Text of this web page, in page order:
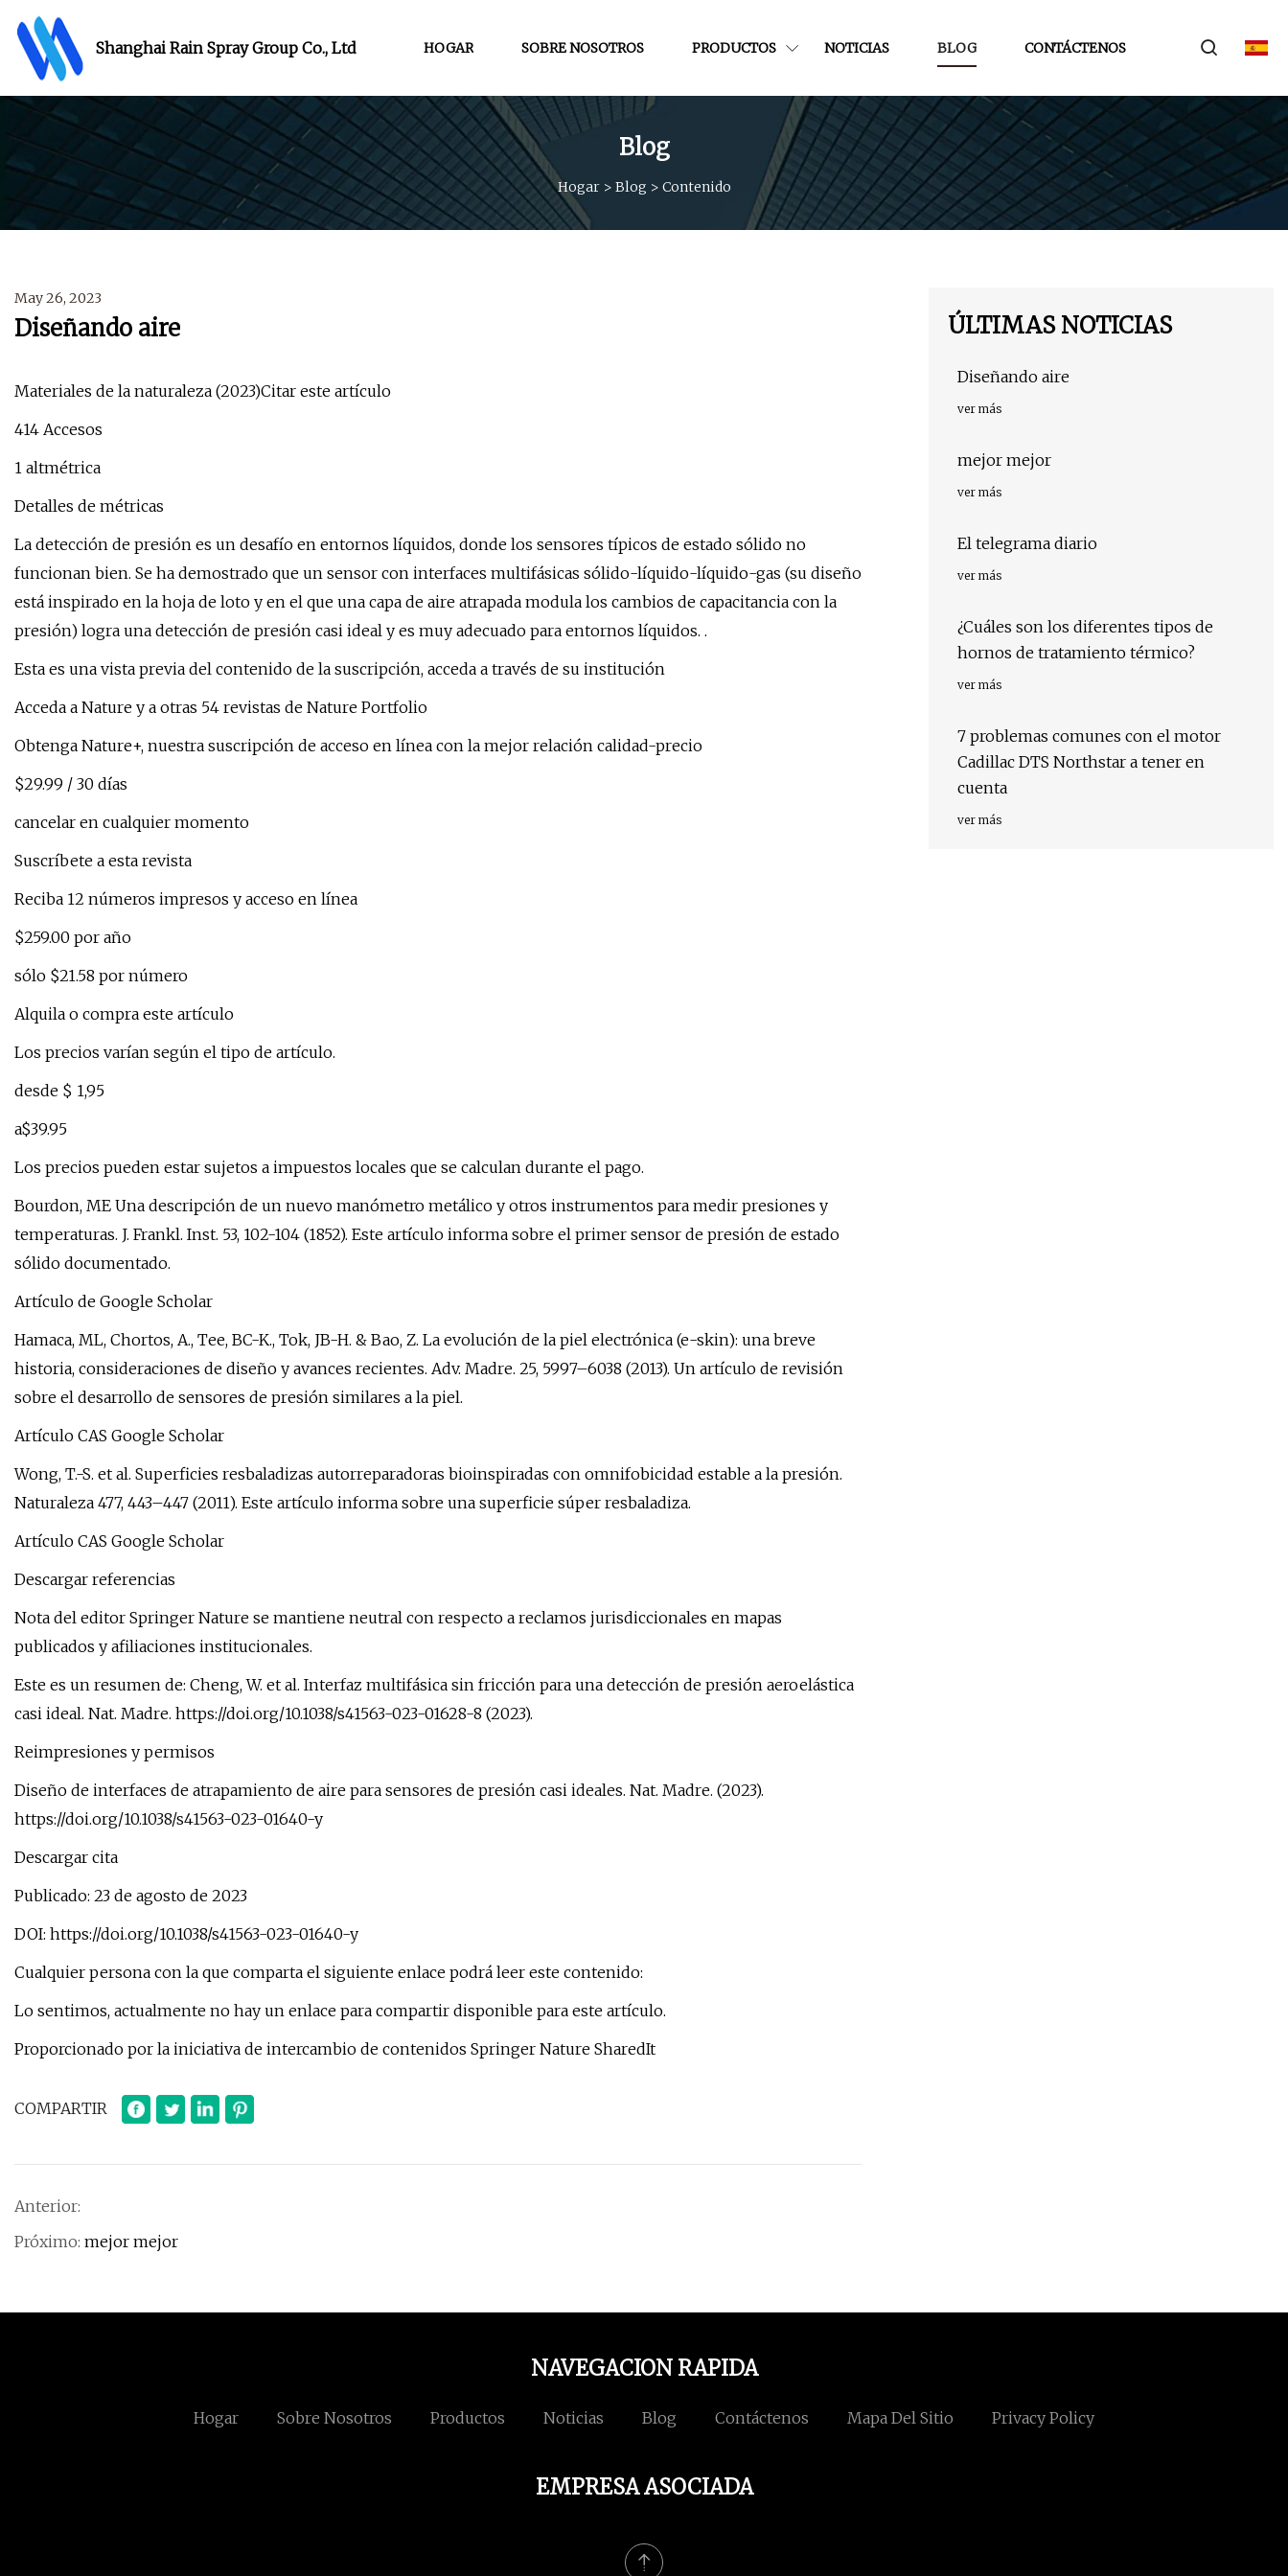
Shanghai Rain Spray Group Co., Ltd HOGAR SOBRE NOSOTROS PRODUCTOS NOTICIAS BLOG CONTÁCTENOS
Blog
Hogar> Blog > Contenido
May 26, 2023
Diseñando aire
Materiales de la naturaleza (2023)Citar este artículo
414 Accesos
1 altmétrica
Detalles de métricas
La detección de presión es un desafío en entornos líquidos, donde los sensores típicos de estado sólido no
funcionan bien. Se ha demostrado que un sensor con interfaces multifásicas sólido-líquido-líquido-gas (su diseño
está inspirado en la hoja de loto y en el que una capa de aire atrapada modula los cambios de capacitancia con la
presión) logra una detección de presión casi ideal y es muy adecuado para entornos líquidos. .
Esta es una vista previa del contenido de la suscripción, acceda a través de su institución
Acceda a Nature y a otras 54 revistas de Nature Portfolio
Obtenga Nature+, nuestra suscripción de acceso en línea con la mejor relación calidad-precio
$29.99 / 30 días
cancelar en cualquier momento
Suscríbete a esta revista
Reciba 12 números impresos y acceso en línea
$259.00 por año
sólo $21.58 por número
Alquila o compra este artículo
Los precios varían según el tipo de artículo.
desde $ 1,95
a$39.95
Los precios pueden estar sujetos a impuestos locales que se calculan durante el pago.
Bourdon, ME Una descripción de un nuevo manómetro metálico y otros instrumentos para medir presiones y
temperaturas. J. Frankl. Inst. 53, 102-104 (1852). Este artículo informa sobre el primer sensor de presión de estado
sólido documentado.
Artículo de Google Scholar
Hamaca, ML, Chortos, A., Tee, BC-K., Tok, JB-H. & Bao, Z. La evolución de la piel electrónica (e-skin): una breve
historia, consideraciones de diseño y avances recientes. Adv. Madre. 25, 5997–6038 (2013). Un artículo de revisión
sobre el desarrollo de sensores de presión similares a la piel.
Artículo CAS Google Scholar
Wong, T.-S. et al. Superficies resbaladizas autorreparadoras bioinspiradas con omnifobicidad estable a la presión.
Naturaleza 477, 443–447 (2011). Este artículo informa sobre una superficie súper resbaladiza.
Artículo CAS Google Scholar
Descargar referencias
Nota del editor Springer Nature se mantiene neutral con respecto a reclamos jurisdiccionales en mapas
publicados y afiliaciones institucionales.
Este es un resumen de: Cheng, W. et al. Interfaz multifásica sin fricción para una detección de presión aeroelástica
casi ideal. Nat. Madre. https://doi.org/10.1038/s41563-023-01628-8 (2023).
Reimpresiones y permisos
Diseño de interfaces de atrapamiento de aire para sensores de presión casi ideales. Nat. Madre. (2023).
https://doi.org/10.1038/s41563-023-01640-y
Descargar cita
Publicado: 23 de agosto de 2023
DOI: https://doi.org/10.1038/s41563-023-01640-y
Cualquier persona con la que comparta el siguiente enlace podrá leer este contenido:
Lo sentimos, actualmente no hay un enlace para compartir disponible para este artículo.
Proporcionado por la iniciativa de intercambio de contenidos Springer Nature SharedIt
COMPARTIR
Anterior:
Próximo: mejor mejor
ÚLTIMAS NOTICIAS
Diseñando aire
ver más
mejor mejor
ver más
El telegrama diario
ver más
¿Cuáles son los diferentes tipos de
hornos de tratamiento térmico?
ver más
7 problemas comunes con el motor
Cadillac DTS Northstar a tener en
cuenta
ver más
NAVEGACION RAPIDA
Hogar Sobre Nosotros Productos Noticias Blog Contáctenos Mapa Del Sitio Privacy Policy
EMPRESA ASOCIADA